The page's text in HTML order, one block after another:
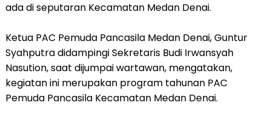
ada di seputaran Kecamatan Medan Denai.
Ketua PAC Pemuda Pancasila Medan Denai, Guntur
Syahputra didampingi Sekretaris Budi Irwansyah
Nasution, saat dijumpai wartawan, mengatakan,
kegiatan ini merupakan program tahunan PAC
Pemuda Pancasila Kecamatan Medan Denai.